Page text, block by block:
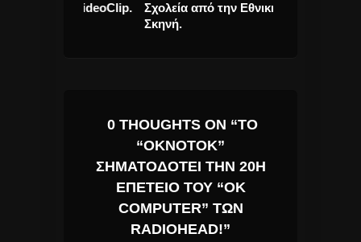
Σχολεία από την Εθνική Λυρική
0 THOUGHTS ON “ΤΟ
“OKNOTOK”
ΣΗΜΑΤΟΔΟΤΕΊ ΤΗΝ 20Η
ΕΠΈΤΕΙΟ ΤΟΥ “OK
COMPUTER” ΤΩΝ
RADIOHEAD!”